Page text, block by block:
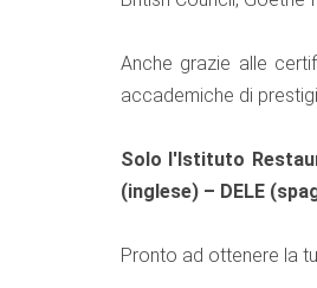
Anche grazie alle
accademiche di
Solo l'Istituto
(inglese) – DELE
Pronto ad ottenere la